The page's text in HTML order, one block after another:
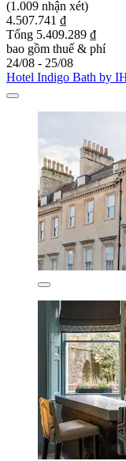
(1.009 nhận xét)
4.507.741 ₫
Tổng 5.409.289 ₫
bao gồm thuế & phí
24/08 - 25/08
Hotel Indigo Bath by